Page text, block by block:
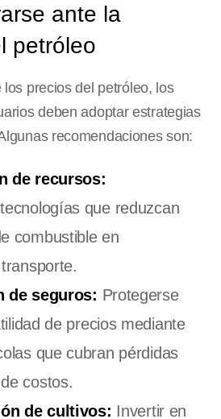
ante la
petróleo
precios del petróleo, los
deben adoptar estrategias
recomendaciones son:
de recursos:
que reduzcan
combustible en
de seguros: Protegerse
de precios mediante
que cubran pérdidas
costos.
de cultivos: Invertir en